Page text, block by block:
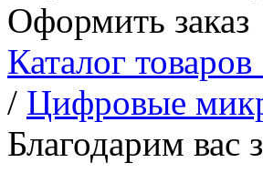
Оформить заказ
Каталог товаров
/ Цифровые
Благодарим вас